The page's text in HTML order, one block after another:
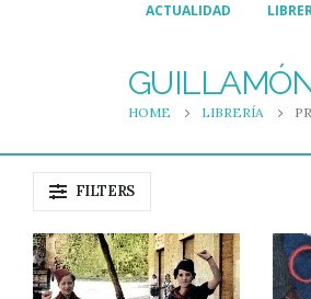
ACTUALIDAD
HOME LIBRERÍA
FILTERS